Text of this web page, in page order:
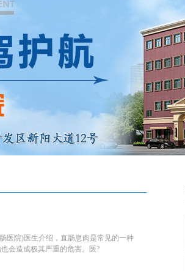
医院)医生介绍，直肠息肉是常见的一种
会造成极其严重的危害。医?